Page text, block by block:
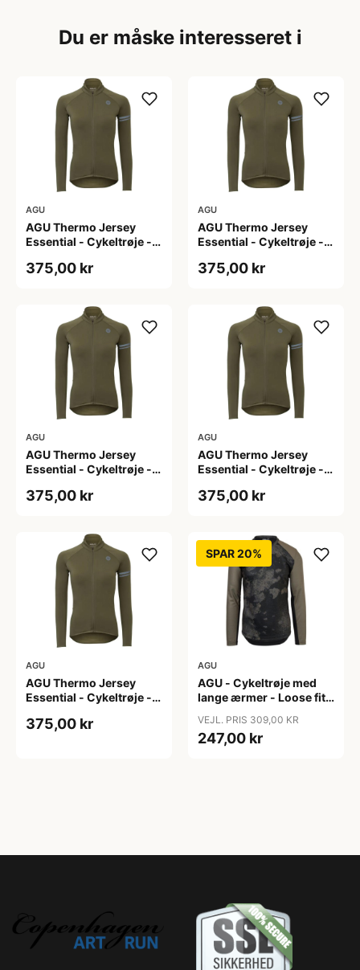
Du er måske interesseret i
AGU
AGU Thermo Jersey
Essential - Cykeltrøje -
L
375,00 kr
AGU
AGU Thermo Jersey
Essential - Cykeltrøje -
M
375,00 kr
AGU
AGU Thermo Jersey
Essential - Cykeltrøje -
S
375,00 kr
AGU
AGU Thermo Jersey
Essential - Cykeltrøje -
XL
375,00 kr
AGU
AGU Thermo Jersey
Essential - Cykeltrøje -
XXL
375,00 kr
SPAR 20%
AGU
AGU - Cykeltrøje med
lange ærmer - Loose fit -
VEJL. PRIS 309,00 KR
247,00 kr